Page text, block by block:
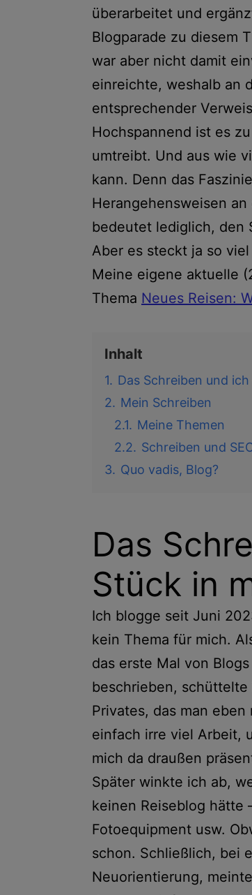
überarbeitet und
Blogparade zu diesem
war aber nicht damit
einreichte, weshalb an
entsprechender
Hochspannend ist es
umtreibt. Und aus wie
kann. Denn das
Herangehensweisen
bedeutet lediglich, den
Aber es steckt ja so
Meine eigene aktuelle
Thema Neues Reisen:
Inhalt
1. Das Schreiben und
2. Mein Schreiben
2.1. Meine Themen
2.2. Schreiben und
3. Quo vadis, Blog?
Das
Stück in
Ich blogge seit Juni
kein Thema für mich.
das erste Mal von
beschrieben, schüttelte
Privates, das man
einfach irre viel Arbeit,
mich da draußen
Später winkte ich ab,
keinen Reiseblog hätte
Fotoequipment usw.
schon. Schließlich, bei
Neuorientierung,